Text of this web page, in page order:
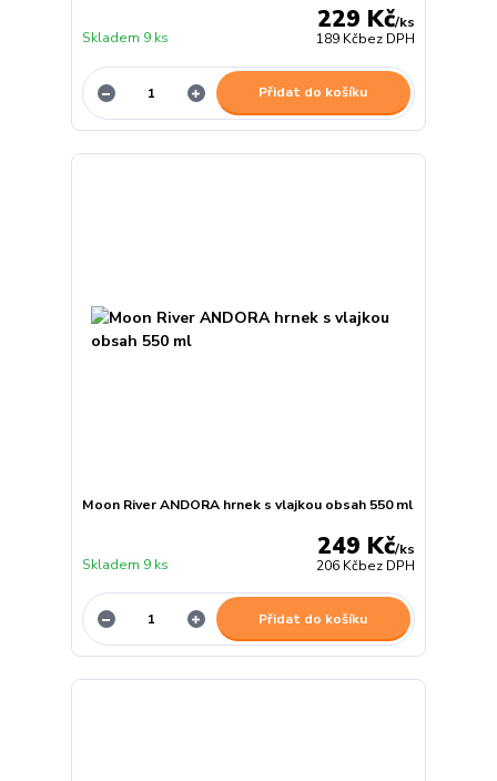
229 Kč/ks
189 Kčbez DPH
Skladem 9 ks
Přidat do košíku
Moon River ANDORA hrnek s vlajkou obsah 550 ml
249 Kč/ks
206 Kčbez DPH
Skladem 9 ks
Přidat do košíku